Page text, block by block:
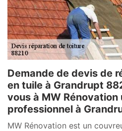
Demande de devis de
en tuile à Grandrupt
vous à MW Rénovation
professionnel à
MW Rénovation est un